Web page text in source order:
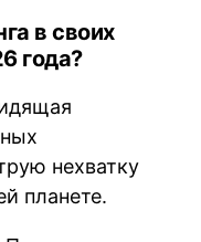
в своих
года?
нехватку
планете.